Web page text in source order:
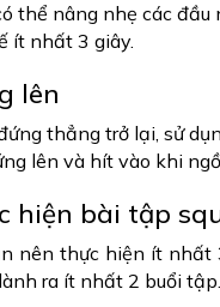
thể nâng nhẹ các
ít nhất 3 giây.
lên
thẳng trở lại, sử
lên và hít vào khi
hiện bài tập
nên thực hiện ít nhất
ra ít nhất 2 buổi tập.